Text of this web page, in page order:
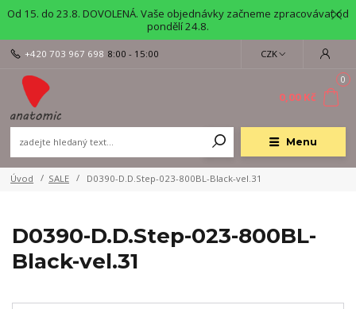
Od 15. do 23.8. DOVOLENÁ. Vaše objednávky začneme zpracovávat od
pondělí 24.8.
Menu
CZK
+420 703 967 698 8:00 - 15:00
0
0,00 Kč
Úvod SALE D0390-D.D.Step-023-800BL-Black-vel.31
D0390-D.D.Step-023-800BL-
Black-vel.31